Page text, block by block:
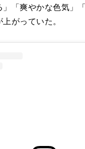
「爽やかな色気」
がっていた。